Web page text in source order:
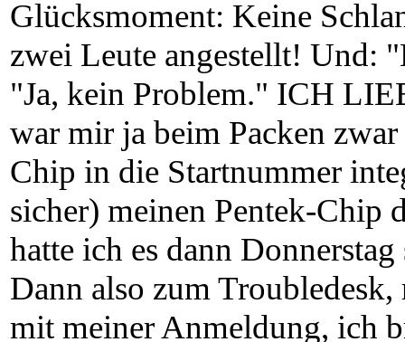
Glücksmoment: Keine
zwei Leute angestellt! Und:
"Ja, kein Problem." ICH
war mir ja beim Packen
Chip in die Startnummer
sicher) meinen Pentek-Chip
hatte ich es dann
Dann also zum
mit meiner Anmeldung, ich